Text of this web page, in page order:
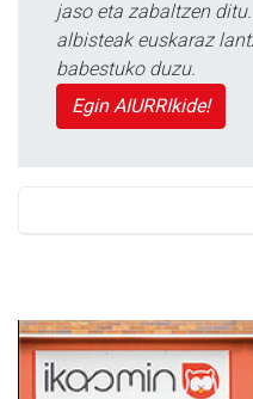
jaso eta zabaltzen
albisteak euskaraz
babestuko duzu.
Egin AIURRIkide!